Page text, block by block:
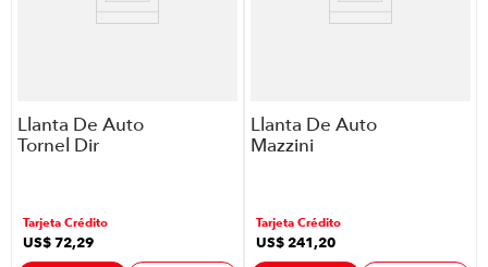
Llanta De Auto
Tornel Dir
Tarjeta Crédito
US$72,29
Llanta De Auto
Mazzini
Lt33X12.50R20
Tarjeta Crédito
US$241,20